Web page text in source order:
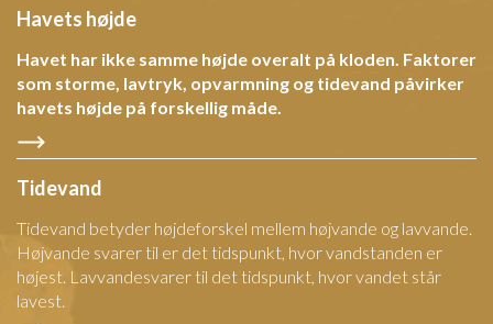
Havets højde
Havet har ikke samme højde overalt på kloden. Faktorer
som storme, lavtryk, opvarmning og tidevand påvirker
havets højde på forskellig måde.
Tidevand
Tidevand betyder højdeforskel mellem højvande og lavvande.
Højvande svarer til er det tidspunkt, hvor vandstanden er
højest. Lavvandesvarer til det tidspunkt, hvor vandet står
lavest.